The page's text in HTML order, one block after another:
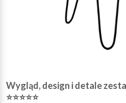
Wygląd, design i detale
⭐⭐⭐⭐⭐